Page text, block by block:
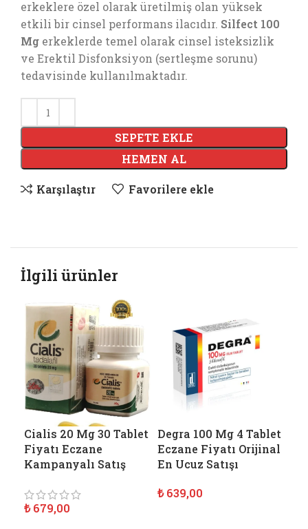
erkeklere özel olarak üretilmiş olan yüksek
etkili bir cinsel performans ilacıdır. Silfect 100
Mg erkeklerde temel olarak cinsel isteksizlik
ve Erektil Disfonksiyon (sertleşme sorunu)
tedavisinde kullanılmaktadır.
SEPETE EKLE
HEMEN AL
Karşılaştır Favorilere ekle
İlgili ürünler
Cialis 20 Mg 30 Tablet
Fiyatı Eczane
Kampanyalı Satış
₺679,00
Degra 100 Mg 4 Tablet
Eczane Fiyatı Orijinal
En Ucuz Satışı
₺639,00